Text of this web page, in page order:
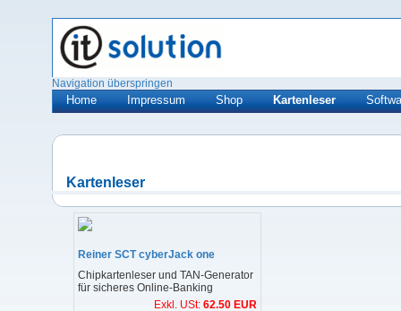
Navigation überspringen
Home Impressum Shop Kartenleser
Kartenleser
Reiner SCT cyberJack one
Chipkartenleser und TAN-Generator
für sicheres Online-Banking
Exkl. USt: 62.50 EUR